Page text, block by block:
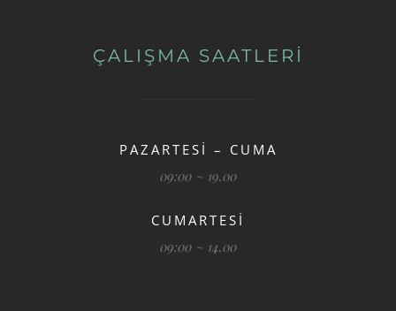
ÇALIŞMA SAATLERİ
PAZARTESİ – CUMA
09:00 ~ 19.00
CUMARTESİ
09:00 ~ 14.00